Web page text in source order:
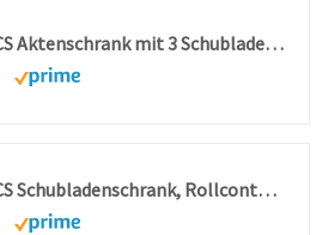
SONGMICS Aktenschrank mit 3 Schubladen, Rollcontainer, Stahl, abschließbar
SONGMICS Schubladenschrank, Rollcontainer, mobiler Aktenschrank, Metallschrank, Druckertisch, abschließbar, 4 Schubladen, vormontiert, Büro, Homeoffice, 45 x 39 x 69 cm, wolkenweiß OFC064W14